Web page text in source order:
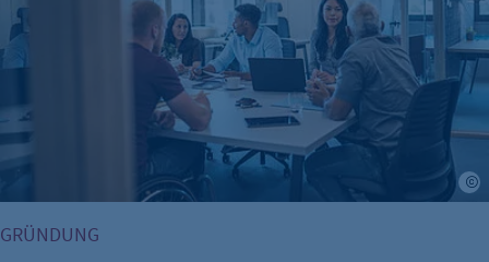
etracker Analytics
et_allow_cookies
etracker GmbH
Zweck:
GRÜNDUNG